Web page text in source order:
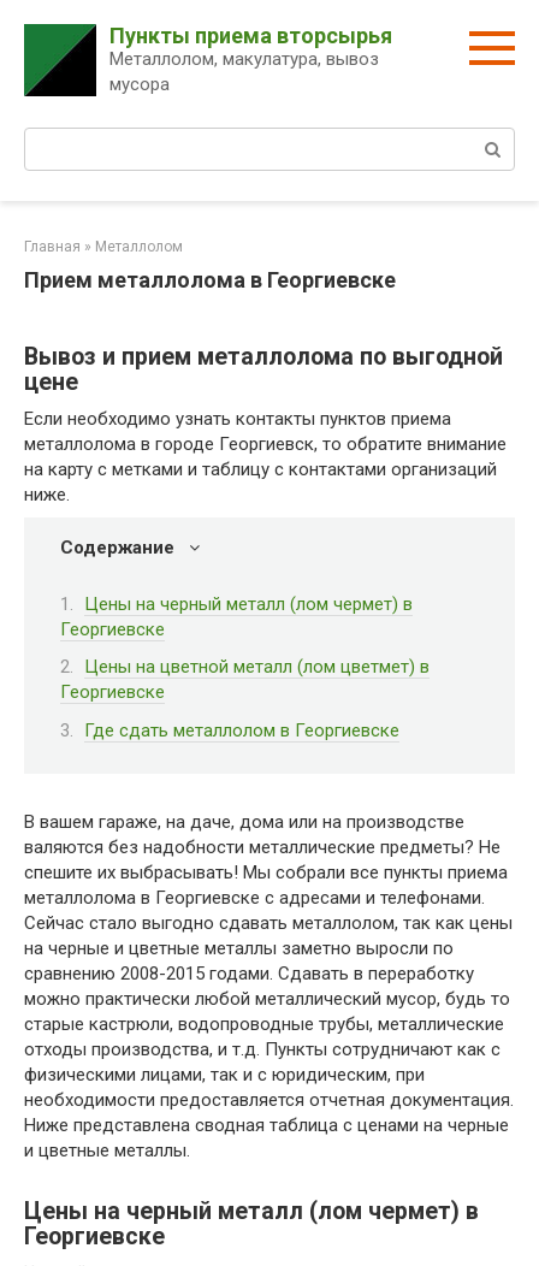
контенту
Пункты приема вторсырья
Металлолом, макулатура, вывоз
мусора
Главная » Металлолом
Прием металлолома в Георгиевске
Вывоз и прием металлолома по выгодной
цене
Если необходимо узнать контакты пунктов приема
металлолома в городе Георгиевск, то обратите внимание
на карту с метками и таблицу с контактами организаций
ниже.
Содержание
Цены на черный металл (лом чермет) в
Георгиевске
Цены на цветной металл (лом цветмет) в
Георгиевске
Где сдать металлолом в Георгиевске
В вашем гараже, на даче, дома или на производстве
валяются без надобности металлические предметы? Не
спешите их выбрасывать! Мы собрали все пункты приема
металлолома в Георгиевске с адресами и телефонами.
Сейчас стало выгодно сдавать металлолом, так как цены
на черные и цветные металлы заметно выросли по
сравнению 2008-2015 годами. Сдавать в переработку
можно практически любой металлический мусор, будь то
старые кастрюли, водопроводные трубы, металлические
отходы производства, и т.д. Пункты сотрудничают как с
физическими лицами, так и с юридическим, при
необходимости предоставляется отчетная документация.
Ниже представлена сводная таблица с ценами на черные
и цветные металлы.
Цены на черный металл (лом чермет) в
Георгиевске